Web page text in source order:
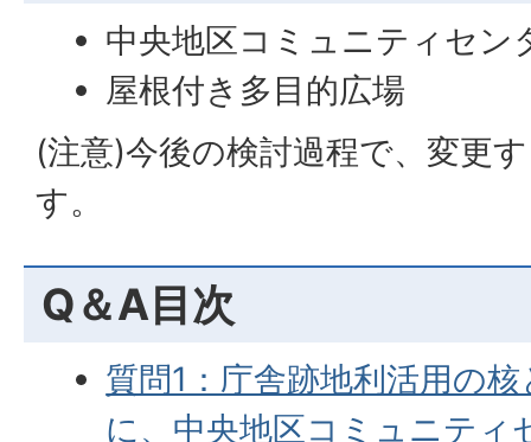
中央地区コミュニティセン
屋根付き多目的広場
(注意)今後の検討過程で、変更
す。
Q＆A目次
質問1：庁舎跡地利活用の
に、中央地区コミュニティ